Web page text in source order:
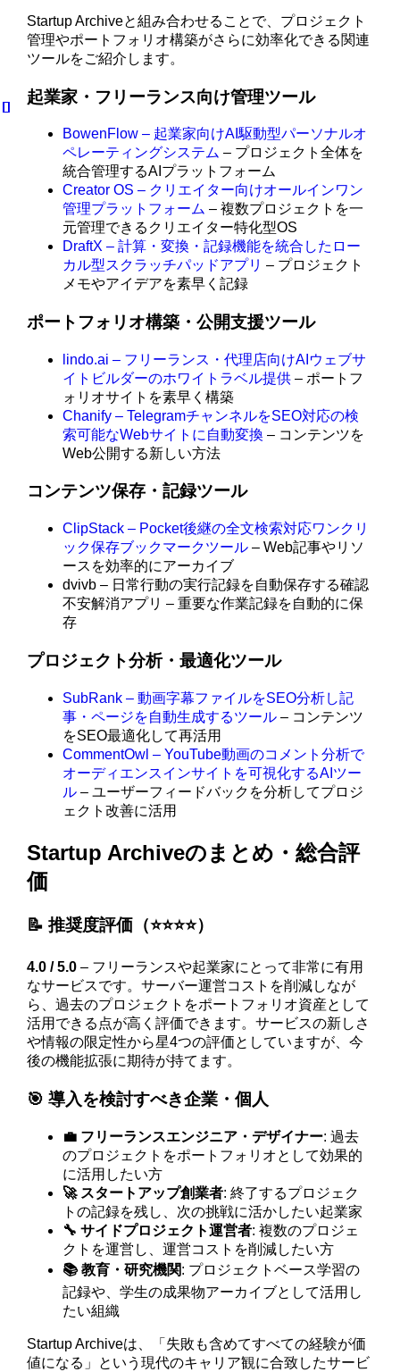
Startup Archiveと組み合わせることで、プロジェクト
管理やポートフォリオ構築がさらに効率化できる関連
ツールをご紹介します。
起業家・フリーランス向け管理ツール
BowenFlow – 起業家向けAI駆動型パーソナルオ
ペレーティングシステム – プロジェクト全体を
統合管理するAIプラットフォーム
Creator OS – クリエイター向けオールインワン
管理プラットフォーム – 複数プロジェクトを一
元管理できるクリエイター特化型OS
DraftX – 計算・変換・記録機能を統合したロー
カル型スクラッチパッドアプリ – プロジェクト
メモやアイデアを素早く記録
ポートフォリオ構築・公開支援ツール
lindo.ai – フリーランス・代理店向けAIウェブサ
イトビルダーのホワイトラベル提供 – ポートフ
ォリオサイトを素早く構築
Chanify – TelegramチャンネルをSEO対応の検
索可能なWebサイトに自動変換 – コンテンツを
Web公開する新しい方法
コンテンツ保存・記録ツール
ClipStack – Pocket後継の全文検索対応ワンクリ
ック保存ブックマークツール – Web記事やリソ
ースを効率的にアーカイブ
dvivb – 日常行動の実行記録を自動保存する確認
不安解消アプリ – 重要な作業記録を自動的に保
存
プロジェクト分析・最適化ツール
SubRank – 動画字幕ファイルをSEO分析し記
事・ページを自動生成するツール – コンテンツ
をSEO最適化して再活用
CommentOwl – YouTube動画のコメント分析で
オーディエンスインサイトを可視化するAIツー
ル – ユーザーフィードバックを分析してプロジ
ェクト改善に活用
Startup Archiveのまとめ・総合評
価
📝 推奨度評価（⭐️⭐️⭐️⭐️）
4.0 / 5.0 – フリーランスや起業家にとって非常に有用
なサービスです。サーバー運営コストを削減しなが
ら、過去のプロジェクトをポートフォリオ資産として
活用できる点が高く評価できます。サービスの新しさ
や情報の限定性から星4つの評価としていますが、今
後の機能拡張に期待が持てます。
🎯 導入を検討すべき企業・個人
💼 フリーランスエンジニア・デザイナー: 過去
のプロジェクトをポートフォリオとして効果的
に活用したい方
🚀 スタートアップ創業者: 終了するプロジェク
トの記録を残し、次の挑戦に活かしたい起業家
🔧 サイドプロジェクト運営者: 複数のプロジェ
クトを運営し、運営コストを削減したい方
📚 教育・研究機関: プロジェクトベース学習の
記録や、学生の成果物アーカイブとして活用し
たい組織
Startup Archiveは、「失敗も含めてすべての経験が価
値になる」という現代のキャリア観に合致したサービ